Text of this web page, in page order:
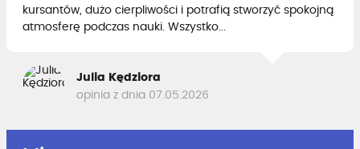
kursantów, dużo cierpliwości i potrafią stworzyć spokojną
atmosferę podczas nauki. Wszystko...
Julia Kędziora
opinia z dnia 07.05.2026